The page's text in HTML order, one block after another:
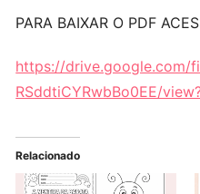
PARA BAIXAR O PDF
https://drive.google.com/
RSddtiCYRwbBo0EE/
Relacionado